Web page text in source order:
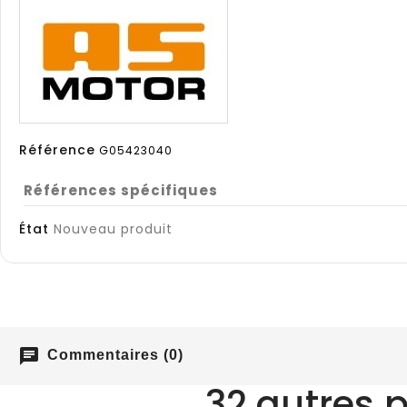
Référence G05423040
Références spécifiques
État Nouveau produit
chat Commentaires (0)